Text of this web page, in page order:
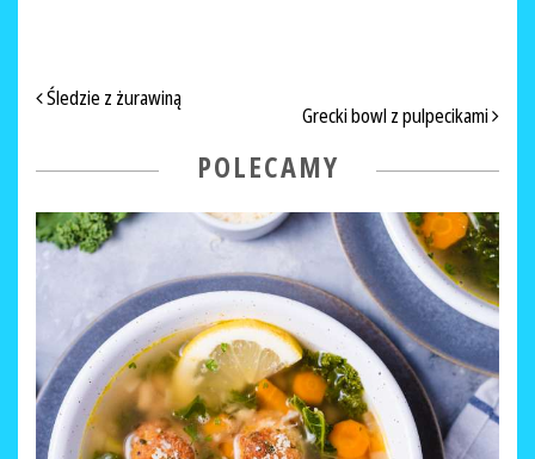
NAWIGACJA PO ARTYKUŁACH
Śledzie z żurawiną
Grecki bowl z pulpecikami
POLECAMY